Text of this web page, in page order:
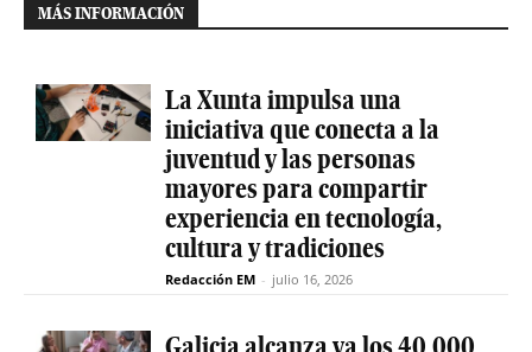
MÁS INFORMACIÓN
La Xunta impulsa una
iniciativa que conecta a la
juventud y las personas
mayores para compartir
experiencia en tecnología,
cultura y tradiciones
Redacción EM - julio 16, 2026
Galicia alcanza ya los 40.000